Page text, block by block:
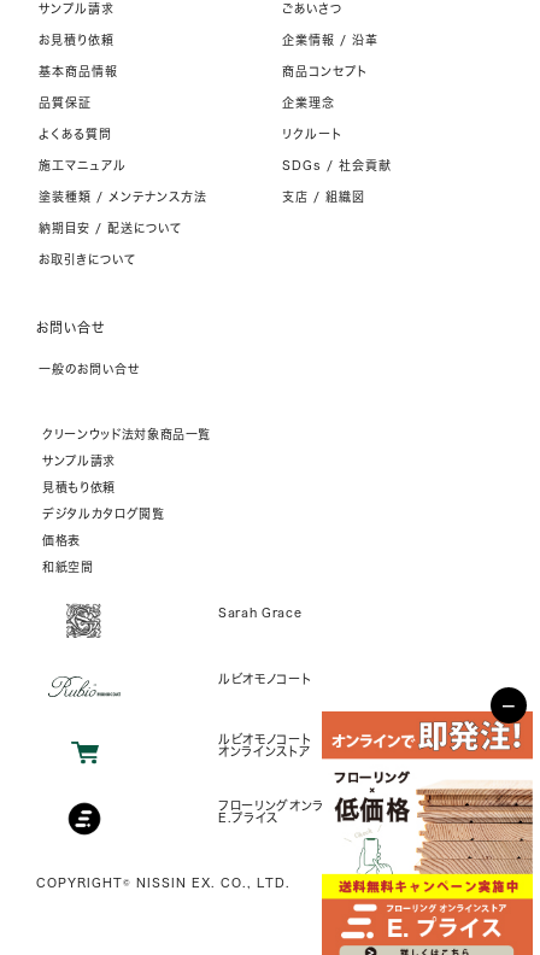
サンプル請求
お見積り依頼
基本商品情報
品質保証
よくある質問
施工マニュアル
塗装種類 / メンテナンス方法
納期目安 / 配送について
お取引きについて
ごあいさつ
企業情報 / 沿革
商品コンセプト
企業理念
リクルート
SDGs / 社会貢献
支店 / 組織図
お問い合せ
一般のお問い合せ
クリーンウッド法対象商品一覧
サンプル請求
見積もり依頼
デジタルカタログ閲覧
価格表
和紙空間
Sarah Grace
ルビオモノコート
ルビオモノコート
オンラインストア
フローリングオンラインストア
E.プライス
COPYRIGHT© NISSIN EX. CO., LTD.
−